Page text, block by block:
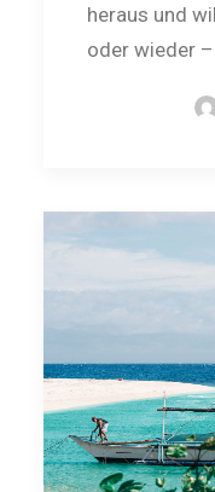
heraus und
oder wieder –